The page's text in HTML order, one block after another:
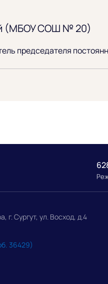
(МБОУ СОШ № 20)
председателя
Сургут, ул. Восход, д.4
36429)